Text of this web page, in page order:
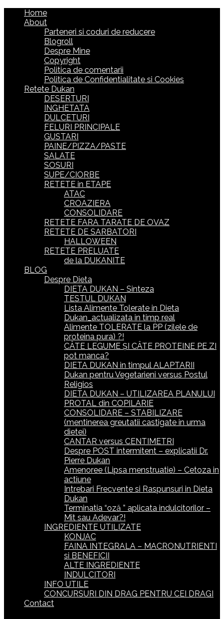
Home
About
Parteneri si coduri de reducere
Blogroll
Despre Mine
Copyright
Politica de comentarii
Politica de Confidentialitate si Cookies
Retete Dukan
DESERTURI
INGHETATA
DULCETURI
FELURI PRINCIPALE
GUSTARI
PAINE/PIZZA/PASTE
SALATE
SOSURI
SUPE/CIORBE
RETETE in ETAPE
ATAC
CROAZIERA
CONSOLIDARE
RETETE FARA TARATE DE OVAZ
RETETE DE SARBATORI
HALLOWEEN
RETETE PRELUATE
de la DUKANITE
BLOG
Despre Dieta
DIETA DUKAN – Sinteza
TESTUL DUKAN
Lista Alimente Tolerate in Dieta
Dukan_actualizata in timp real
Alimente TOLERATE la PP (zilele de
proteina pura) ?!
CÂTE LEGUME ȘI CÂTE PROTEINE PE ZI
pot manca?
DIETA DUKAN in timpul ALAPTARII
Dukan pentru Vegetarieni versus Postul
Religios
DIETA DUKAN – UTILIZAREA PLANULUI
PROTAL din COPILARIE
CONSOLIDARE – STABILIZARE
(mentinerea greutatii castigate in urma
dietei)
CANTAR versus CENTIMETRI
Despre POST intermitent – explicatii Dr.
Pierre Dukan
Amenoree (Lipsa menstruatie) – Cetoza in
actiune
Intrebari Frecvente si Raspunsuri in Dieta
Dukan
Terminatia “oză ” aplicata indulcitorilor –
Mit sau Adevar?!
INGREDIENTE UTILIZATE
KONJAC
FAINA INTEGRALA – MACRONUTRIENTI
si BENEFICII
ALTE INGREDIENTE
INDULCITORI
INFO UTILE
CONCURSURI DIN DRAG PENTRU CEI DRAGI
Contact